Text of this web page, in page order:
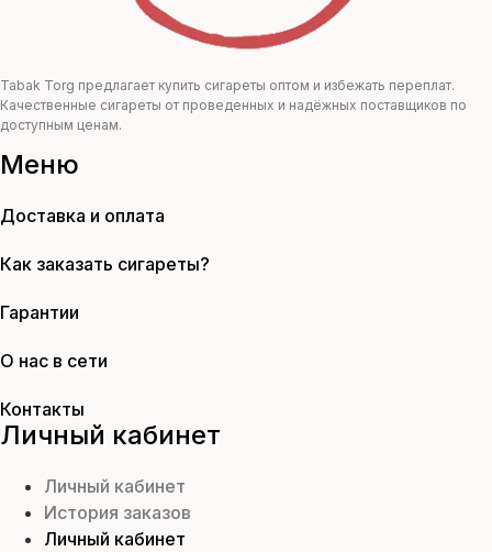
Tabak Torg предлагает купить сигареты оптом и избежать переплат.
Качественные сигареты от проведенных и надёжных поставщиков по
доступным ценам.
Меню
Доставка и оплата
Как заказать сигареты?
Гарантии
О нас в сети
Контакты
Личный кабинет
Личный кабинет
История заказов
Личный кабинет